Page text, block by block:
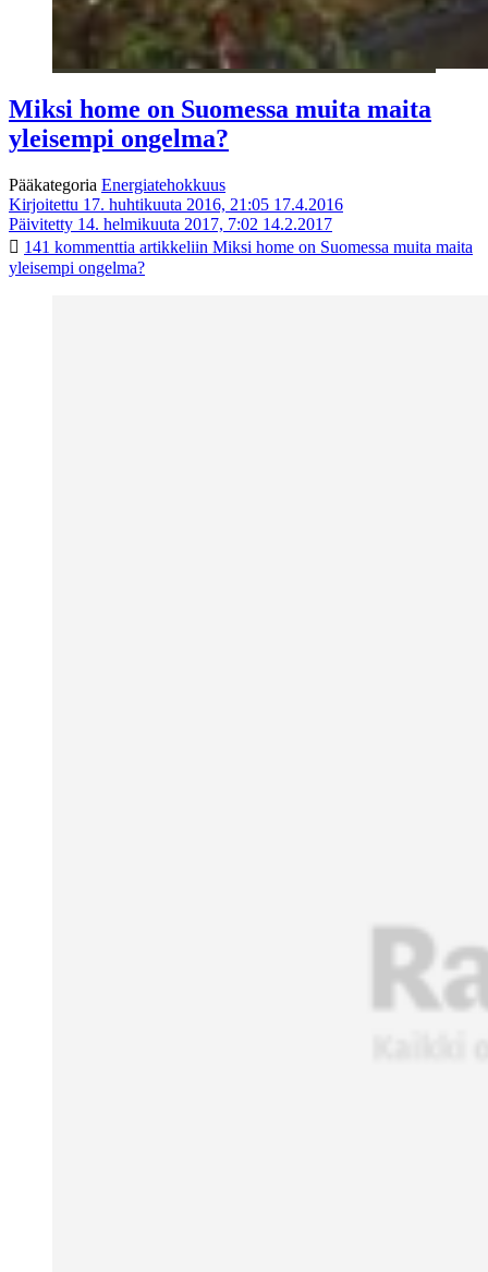
Miksi home on Suomessa muita maita
yleisempi ongelma?
Pääkategoria Energiatehokkuus
Kirjoitettu 17. huhtikuuta 2016, 21:05 17.4.2016
Päivitetty 14. helmikuuta 2017, 7:02 14.2.2017
141 kommenttia artikkeliin Miksi home on Suomessa muita maita
yleisempi ongelma?